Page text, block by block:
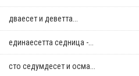
дваесет и деветта...
единаесетта седница -...
сто седумдесет и осма...